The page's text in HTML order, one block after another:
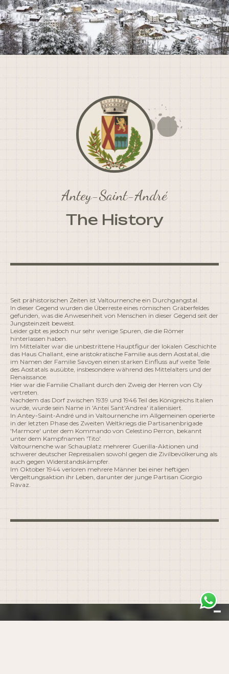
Antey-Saint-André
The History
Seit prähistorischen Zeiten ist Valtournenche ein Durchgangstal.
In dieser Gegend wurden die Überreste eines römischen Gräberfeldes
gefunden, was die Anwesenheit von Menschen in dieser Gegend seit der
Jungsteinzeit beweist.
Leider gibt es jedoch nur sehr wenige Spuren, die die Römer
hinterlassen haben.
Im Mittelalter war die unbestrittene Hauptfigur der lokalen Geschichte
das Haus Challant, eine aristokratische Familie aus dem Aostatal, die
im Namen der Familie Savoyen einen starken Einfluss auf weite Teile
des Aostatals ausübte, insbesondere während des Mittelalters und der
Renaissance.
Hier war die Familie Challant durch den Zweig der Herren von Cly
vertreten.
Nachdem das Dorf zwischen 1939 und 1946 Teil des Königreichs Italien
wurde, wurde sein Name in 'Antei Sant'Andrea' italienisiert.
In Antey-Saint-André und in Valtournenche im Allgemeinen operierte
in der letzten Phase des Zweiten Weltkriegs die Partisanenbrigade
'Marmore' unter dem Kommando von Celestino Perron, bekannt
unter dem Kampfnamen 'Tito'.
Valtournenche war Schauplatz mehrerer Guerilla-Aktionen und
schwerer deutscher Repressalien sowohl gegen die Zivilbevölkerung als
auch gegen Widerstandskämpfer.
Im Oktober 1944 verloren mehrere Männer bei einer heftigen
Vergeltungsaktion ihr Leben, darunter der junge Partisan Giorgio
Ravaz.